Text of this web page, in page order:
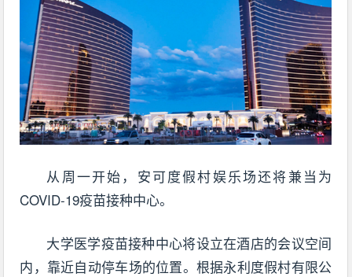
从周一开始，安可度假村娱乐场还将兼当为
COVID-19疫苗接种中心。
大学医学疫苗接种中心将设立在酒店的会议空间
内，靠近自动停车场的位置。根据永利度假村有限公